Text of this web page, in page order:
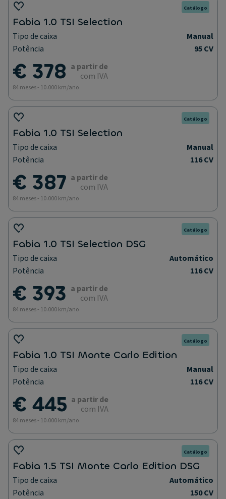
Catálogo
Fabia 1.0 TSI Selection
Tipo de caixa
Manual
Potência
95 CV
€ 378 a partir de
com IVA
84 meses - 10.000 km/ano
Catálogo
Fabia 1.0 TSI Selection
Tipo de caixa
Manual
Potência
116 CV
€ 387 a partir de
com IVA
84 meses - 10.000 km/ano
Catálogo
Fabia 1.0 TSI Selection DSG
Tipo de caixa
Automático
Potência
116 CV
€ 393 a partir de
com IVA
84 meses - 10.000 km/ano
Catálogo
Fabia 1.0 TSI Monte Carlo Edition
Tipo de caixa
Manual
Potência
116 CV
€ 445 a partir de
com IVA
84 meses - 10.000 km/ano
Catálogo
Fabia 1.5 TSI Monte Carlo Edition DSG
Tipo de caixa
Automático
Potência
150 CV